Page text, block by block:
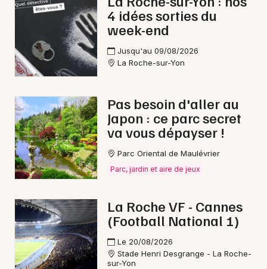
Magazine à Montaigu-Vendée
85 - Vendée
Choisir mes départements
Mon email
Je m'abonne
4 idées sorties du
week-end
Jusqu'au 09/08/2026
La Roche-sur-Yon
Pas besoin d'aller au
Japon : ce parc secret
va vous dépayser !
Parc Oriental de Maulévrier
Parc, jardin et aire de jeux
La Roche VF - Cannes
(Football National 1)
Le 20/08/2026
Stade Henri Desgrange - La Roche-
sur-Yon